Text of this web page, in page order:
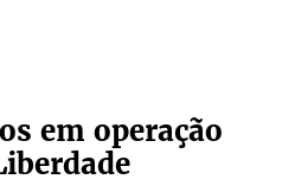
em operação